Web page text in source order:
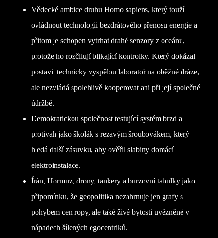
Vědecké ambice druhu Homo sapiens, který touží
ovládnout technologii bezdrátového přenosu energie a
přitom je schopen vytrhat drahé senzory z oceánu,
protože ho rozčilují blikající kontrolky. Který dokázal
postavit technicky vyspělou laboratoř na oběžné dráze,
ale nezvládá spolehlivě kooperovat ani při její společné
údržbě.
Demokratickou společnost testující systém brzd a
protivah jako školák s rezavým šroubovákem, který
hledá další zásuvku, aby ověřil slabiny domácí
elektroinstalace.
Írán, Hormuz, drony, tankery a burzovní tabulky jako
připomínku, že geopolitika nezahrnuje jen grafy s
pohybem cen ropy, ale také živé bytosti uvězněné v
nápadech šílených egocentriků.